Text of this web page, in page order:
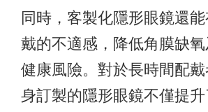
同時，客製化隱形眼鏡還
戴的不適感，降低角膜缺
健康風險。對於長時間配
身訂製的隱形眼鏡不僅提升